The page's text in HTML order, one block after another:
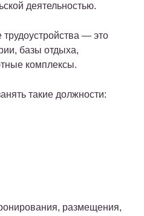
деятельностью.
— это
базы отдыха,
комплексы.
такие должности:
размещения,